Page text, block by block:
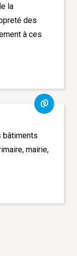
la
des
à ces
bâtiments
mairie,